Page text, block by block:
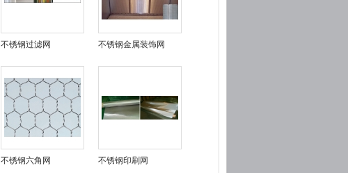
不锈钢过滤网 不锈钢金属装饰网
不锈钢六角网 不锈钢印刷网